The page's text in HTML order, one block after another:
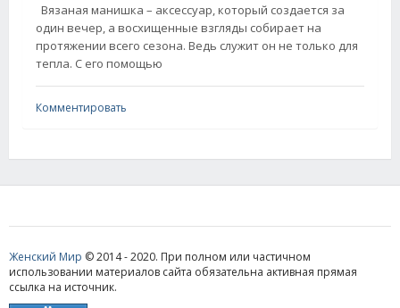
Вязаная манишка – аксессуар, который создается за
один вечер, а восхищенные взгляды собирает на
протяжении всего сезона. Ведь служит он не только для
тепла. С его помощью
Комментировать
Женский Мир © 2014 - 2020. При полном или частичном
использовании материалов сайта обязательна активная прямая
ссылка на источник.